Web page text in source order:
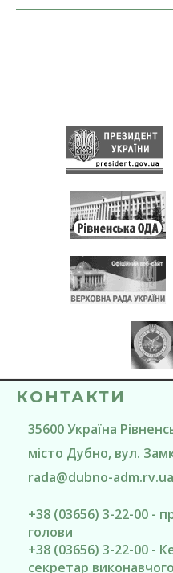
КОНТАКТИ
35600Україна
місто Дубно, вул.
rada@dubno-adm.rv.ua
+38 (03656) 3-22-00 -
голови
+38 (03656) 3-22-00 -
секретар